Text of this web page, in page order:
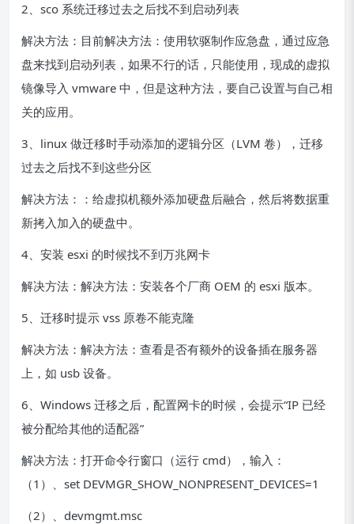
2、sco 系统迁移过去之后找不到启动列表
解决方法：目前解决方法：使用软驱制作应急盘，通过应急
盘来找到启动列表，如果不行的话，只能使用，现成的虚拟
镜像导入 vmware 中，但是这种方法，要自己设置与自己相
关的应用。
3、linux 做迁移时手动添加的逻辑分区（LVM 卷），迁移
过去之后找不到这些分区
解决方法：：给虚拟机额外添加硬盘后融合，然后将数据重
新拷入加入的硬盘中。
4、安装 esxi 的时候找不到万兆网卡
解决方法：解决方法：安装各个厂商 OEM 的 esxi 版本。
5、迁移时提示 vss 原卷不能克隆
解决方法：解决方法：查看是否有额外的设备插在服务器
上，如 usb 设备。
6、Windows 迁移之后，配置网卡的时候，会提示“IP 已经
被分配给其他的适配器”
解决方法：打开命令行窗口（运行 cmd），输入：
（1）、set DEVMGR_SHOW_NONPRESENT_DEVICES=1
（2）、devmgmt.msc